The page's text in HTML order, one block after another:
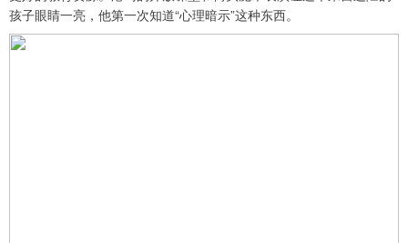
孩子眼睛一亮，他第一次知道“心理暗示”这种东西。